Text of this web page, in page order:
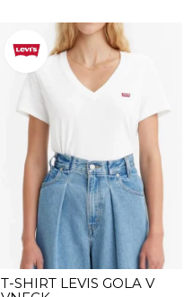
T-SHIRT LEVIS GOLA V